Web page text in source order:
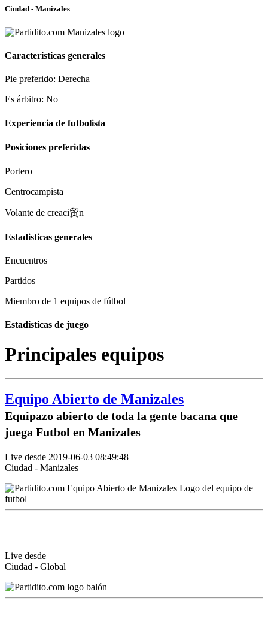
Ciudad - Manizales
Caracteristicas generales
Pie preferido: Derecha
Es árbitro: No
Experiencia de futbolista
Posiciones preferidas
Portero
Centrocampista
Volante de creaci贸n
Estadisticas generales
Encuentros
Partidos
Miembro de 1 equipos de fútbol
Estadisticas de juego
Principales equipos
Equipo Abierto de Manizales
Equipazo abierto de toda la gente bacana que
juega Futbol en Manizales
Live desde 2019-06-03 08:49:48
Ciudad - Manizales
Live desde
Ciudad - Global